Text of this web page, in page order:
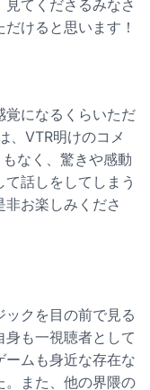
てくださるみなさ
けると思います！
覚になるくらいただ
、VTR明けのコメ
なく、驚きや感動
話しをしてしまう
非お楽しみくださ
クを目の前で見る
も一視聴者として
ムも身近な存在な
。また、他の界隈の